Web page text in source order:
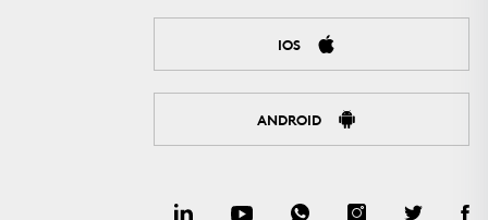
IOS
ANDROID